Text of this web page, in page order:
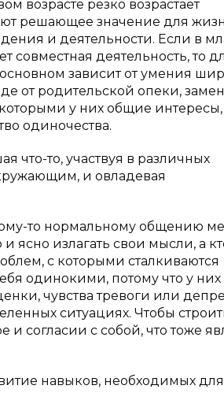
возрасте резко возрастает
решающее значение для
и деятельности. Если в
совместная деятельность, то
зависит от умения
от родительской опеки,
у них общие интересы,
одиночества.
что-то, участвуя в различных
и овладевая
то нормальному общению
ясно излагать свои мысли, а
с которыми сталкиваются
одинокими, потому что у них
чувства тревоги или
ситуациях. Чтобы
согласии с собой, что тоже
навыков, необходимых для